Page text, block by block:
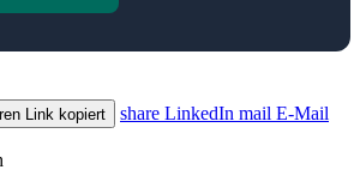
Link kopiert share LinkedIn mail E-Mail